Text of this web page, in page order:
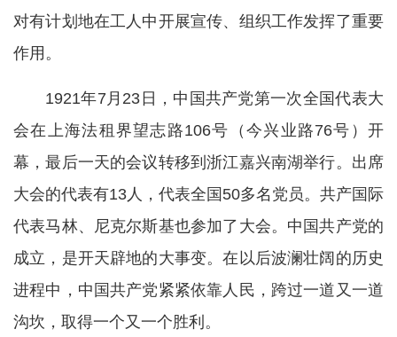
对有计划地在工人中开展宣传、组织工作发挥了重要
作用。
1921年7月23日，中国共产党第一次全国代表大
会在上海法租界望志路106号（今兴业路76号）开
幕，最后一天的会议转移到浙江嘉兴南湖举行。出席
大会的代表有13人，代表全国50多名党员。共产国际
代表马林、尼克尔斯基也参加了大会。中国共产党的
成立，是开天辟地的大事变。在以后波澜壮阔的历史
进程中，中国共产党紧紧依靠人民，跨过一道又一道
沟坎，取得一个又一个胜利。